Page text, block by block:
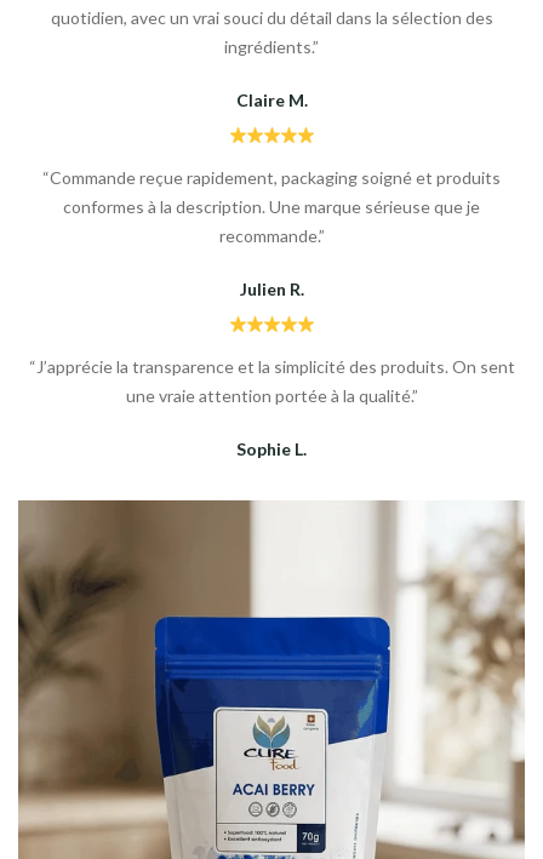
quotidien, avec un vrai souci du détail dans la sélection des
ingrédients.”
Claire M.
“Commande reçue rapidement, packaging soigné et produits
conformes à la description. Une marque sérieuse que je
recommande.”
Julien R.
“J’apprécie la transparence et la simplicité des produits. On sent
une vraie attention portée à la qualité.”
Sophie L.